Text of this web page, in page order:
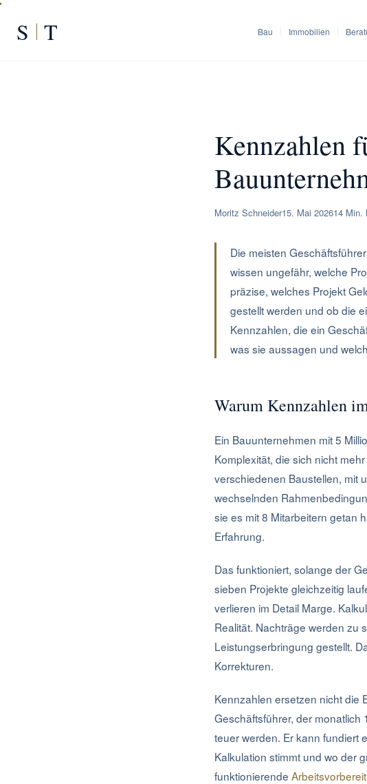
S T Bau Immobilien
Kennzahlen
Moritz Schneider15. Mai 202614 Min.
Die meisten
wissen ungefähr, welche
präzise, welches Projekt
gestellt werden und ob die
Kennzahlen, die ein
was sie aussagen und
Warum Kennzahlen
Ein Bauunternehmen mit 5
Komplexität, die sich nicht
verschiedenen Baustellen, mit
wechselnden
sie es mit 8 Mitarbeitern getan
Erfahrung.
Das funktioniert, solange der
sieben Projekte gleichzeitig
verlieren im Detail Marge.
Realität. Nachträge werden zu
Leistungserbringung gestellt.
Korrekturen.
Kennzahlen ersetzen nicht die
Geschäftsführer, der
teuer werden. Er kann fundiert
Kalkulation stimmt und wo der
funktionierende